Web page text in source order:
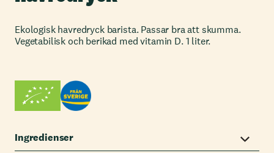
Ekologisk havredryck barista. Passar bra att skumma.
Vegetabilisk och berikad med vitamin D. 1 liter.
Ingredienser